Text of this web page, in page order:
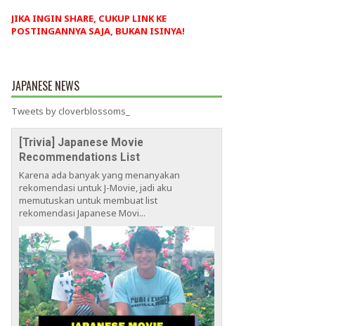
JIKA INGIN SHARE, CUKUP LINK KE
POSTINGANNYA SAJA, BUKAN ISINYA!
JAPANESE NEWS
Tweets by cloverblossoms_
[Trivia] Japanese Movie
Recommendations List
Karena ada banyak yang menanyakan
rekomendasi untuk J-Movie, jadi aku
memutuskan untuk membuat list
rekomendasi Japanese Movi...